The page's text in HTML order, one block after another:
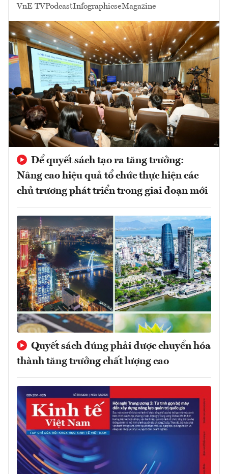
VnE TVPodcastInfographicseMagazine
Để quyết sách tạo ra tăng trưởng:
Nâng cao hiệu quả tổ chức thực hiện các
chủ trương phát triển trong giai đoạn mới
Quyết sách đúng phải được chuyển hóa
thành tăng trưởng chất lượng cao